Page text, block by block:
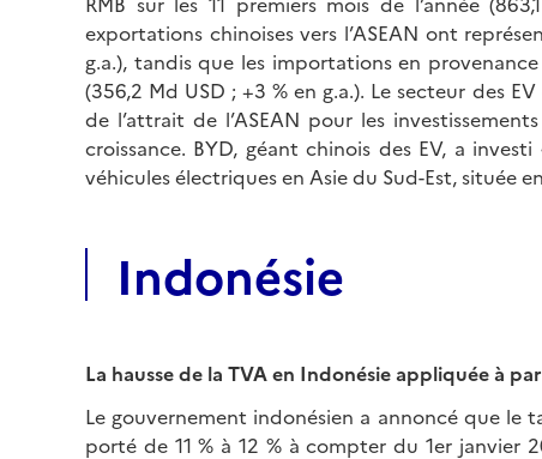
exportations chinoises vers l’ASEAN ont
g.a.), tandis que les importations en
(356,2 Md USD ; +3 % en g.a.). Le secteur des
de l’attrait de l’ASEAN pour les investissements
croissance. BYD, géant chinois des EV, a
véhicules électriques en Asie du Sud-Est, située
Indonésie
La hausse de la TVA en Indonésie appliquée à
Le gouvernement indonésien a annoncé que le
porté de 11 % à 12 % à compter du 1er janvier